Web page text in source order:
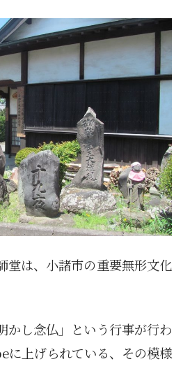
堂は、小諸市の重要無形文化
かし念仏」という行事が行わ
に上げられている、その模様